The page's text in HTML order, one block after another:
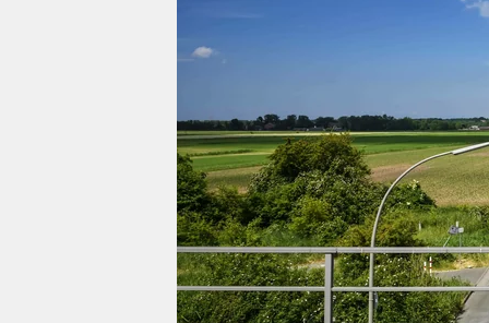
veranstaltungen
shop
fragen & hilfe
unterstützen
abo